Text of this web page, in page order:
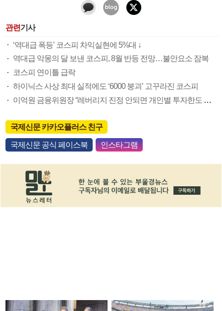
관련기사
‘역대급 폭등’ 코스피 차익실현에 5%대 ↓
역대급 악몽의 달 보낸 코스피, 8월 반등 전망…불안요소 잠복
코스피 연이틀 급락
하이닉스 사상 최대 실적에도 ‘6000 붕괴’ 고꾸라진 코스피
이억원 금융위원장 “레버리지 진정 안되면 개인별 투자한도 제한”
국제신문 카카오플러스 친구
국제신문 공식 페이스북 인스타그램